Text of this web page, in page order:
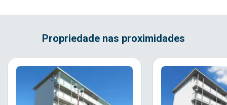
Propriedade nas proximidades